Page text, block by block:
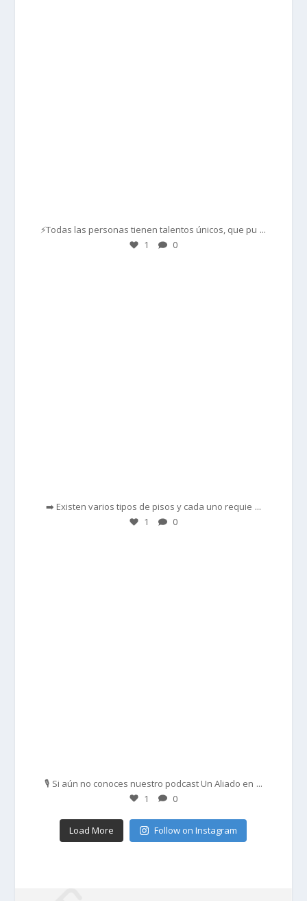
⚡Todas las personas tienen talentos únicos, que pu ...
1 0
➡️ Existen varios tipos de pisos y cada uno requie ...
1 0
🎙️ Si aún no conoces nuestro podcast Un Aliado en ...
1 0
Load More Follow on Instagram